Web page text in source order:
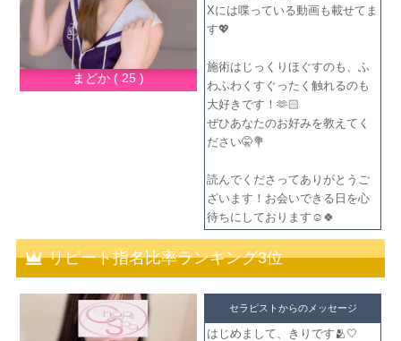
まどか ( 25 )
Xには喋っている動画も載せてま
す💖
施術はじっくりほぐすのも、ふ
わふわくすぐったく触れるのも
大好きです！🫶🏻
ぜひあなたのお好みを教えてく
ださい🤫💐
読んでくださってありがとうご
ざいます！お会いできる日を心
待ちにしております☺️🍀
リピート指名比率ランキング3位
セラピストからのメッセージ
はじめまして、きりです🫂🤍